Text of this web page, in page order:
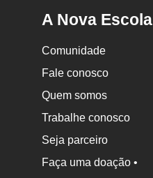
A Nova Escola
Comunidade
Fale conosco
Quem somos
Trabalhe conosco
Seja parceiro
Faça uma doação •